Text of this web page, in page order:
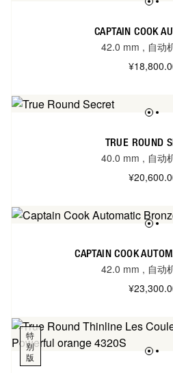
CAPTAIN COOK
42.0 mm , 自动
TRUE ROUND
40.0 mm , 自动
CAPTAIN COOK
42.0 mm , 自动
特
别
版